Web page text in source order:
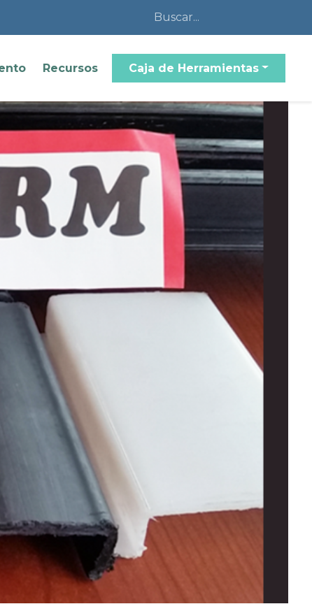
Recursos Caja de Herramientas